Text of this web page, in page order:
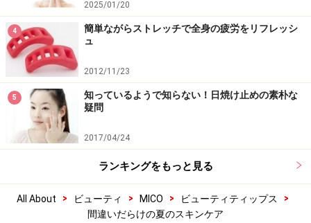
2025/01/20
4
簡単ながらストレッチで全身の疲労をリフレッシ
ュ
2012/11/23
5
知っているようで知らない！日焼け止めの素朴な
疑問
2017/04/24
ランキングをもっと見る
All About > ビューティ > MICO > ビューティティップス
>
間違いだらけの夏のスキンケア